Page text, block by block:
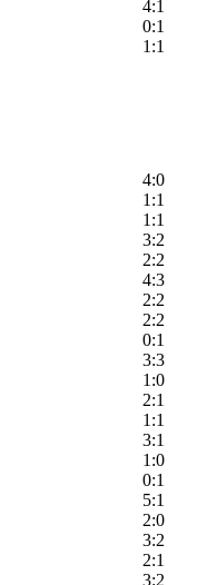
4:1
0:1
1:1
4:0
1:1
1:1
3:2
2:2
4:3
2:2
2:2
0:1
3:3
1:0
2:1
1:1
3:1
1:0
0:1
5:1
2:0
3:2
2:1
3:2